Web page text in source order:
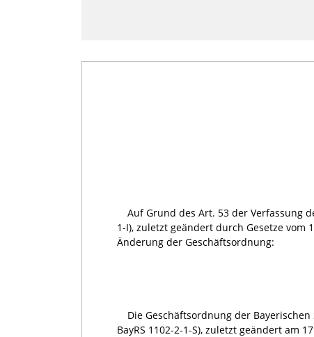
Auf Grund des Art. 53 der Verfassung
1-I), zuletzt geändert durch Gesetze vom
Änderung der Geschäftsordnung:
Die Geschäftsordnung der Bayerischen
BayRS 1102-2-1-S), zuletzt geändert am